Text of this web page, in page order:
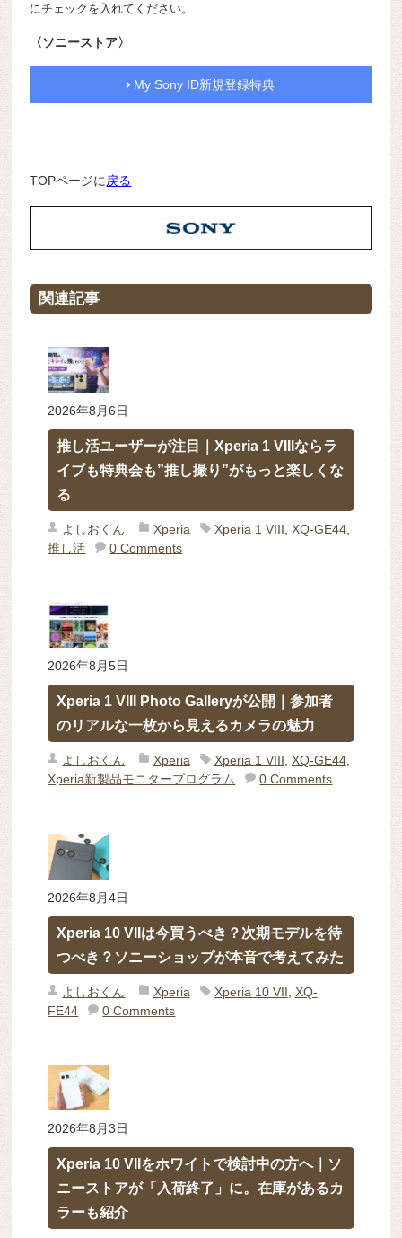
にチェックを入れてください。
〈ソニーストア〉
My Sony ID新規登録特典
TOPページに 戻る
関連記事
2026年8月6日
推し活ユーザーが注目｜Xperia 1 VIIIならラ
イブも特典会も”推し撮り”がもっと楽しくな
る
よしおくん Xperia Xperia 1 VIII XQ-GE44,
推し活
0 Comments
2026年8月5日
Xperia 1 VIII Photo Galleryが公開｜参加者
のリアルな一枚から見えるカメラの魅力
よしおくん Xperia Xperia 1 VIII, XQ-GE44,
Xperia新製品モニタープログラム
0 Comments
2026年8月4日
Xperia 10 VIIは今買うべき？次期モデルを待
つべき？ソニーショップが本音で考えてみた
よしおくん Xperia Xperia 10 VII XQ-
FE44
0 Comments
2026年8月3日
Xperia 10 VIIをホワイトで検討中の方へ｜ソ
ニーストアが「入荷終了」に。在庫があるカ
ラーも紹介